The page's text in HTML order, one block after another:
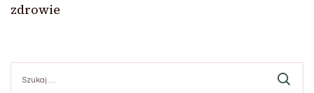
zdrowie